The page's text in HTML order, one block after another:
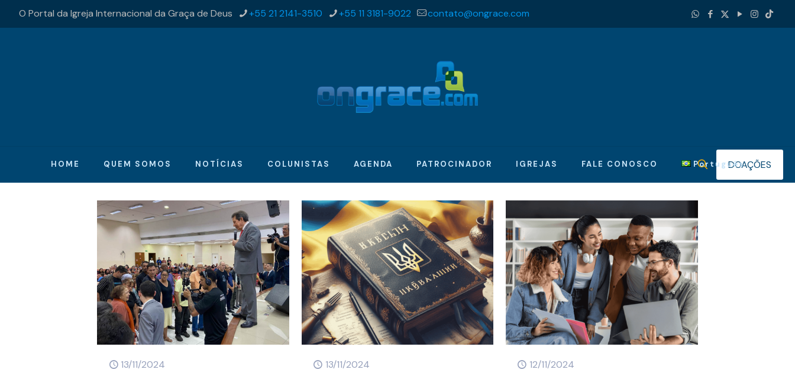
O Portal da Igreja Internacional da Graça de Deus +55 21 2141-3510 +55 11 3181-9022 contato@ongrace.com
HOME QUEM SOMOS NOTÍCIAS COLUNISTAS AGENDA PATROCINADOR IGREJAS FALE CONOSCO PortuguêsDOAÇÕES
13/11/2024 13/11/2024 12/11/2024